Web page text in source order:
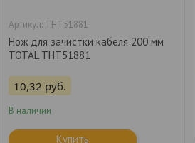
THT51881
Нож для зачистки кабеля 200 мм
TOTAL THT51881
10,32 руб.
В наличии
Купить